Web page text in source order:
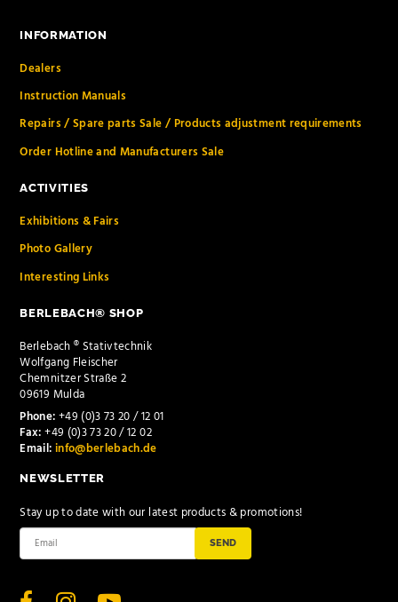
INFORMATION
Dealers
Instruction Manuals
Repairs / Spare parts Sale / Products adjustment requirements
Order Hotline and Manufacturers Sale
ACTIVITIES
Exhibitions & Fairs
Photo Gallery
Interesting Links
BERLEBACH® SHOP
Berlebach ® Stativtechnik
Wolfgang Fleischer
Chemnitzer Straße 2
09619 Mulda
Phone:+49 (0)3 73 20 / 12 01
Fax:+49 (0)3 73 20 / 12 02
Email:info@berlebach.de
NEWSLETTER
Stay up to date with our latest products & promotions!
SEND